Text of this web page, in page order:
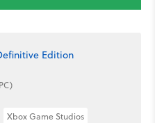
Edition
Xbox Game Studios